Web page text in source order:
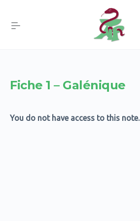
Fiche 1 – Galénique
You do not have access to this note.